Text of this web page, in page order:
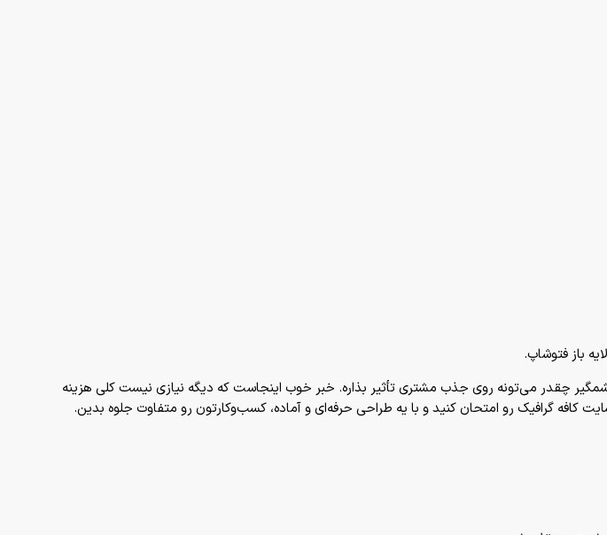
باز فتوشاپ.
چقدر می‌تونه روی جذب مشتری تأثیر بذاره. خبر خوب اینجاست که دیگه نیازی نیست کلی هزینه
کافه گرافیک رو امتحان کنید و با یه طراحی حرفه‌ای و آماده، کسب‌وکارتون رو متفاوت جلوه بدین.